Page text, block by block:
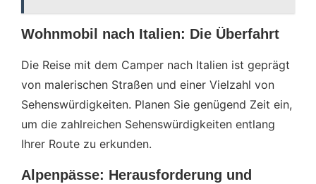
Wohnmobil nach Italien: Die Überfahrt
Die Reise mit dem Camper nach Italien ist geprägt
von malerischen Straßen und einer Vielzahl von
Sehenswürdigkeiten. Planen Sie genügend Zeit ein,
um die zahlreichen Sehenswürdigkeiten entlang
Ihrer Route zu erkunden.
Alpenpässe: Herausforderung und